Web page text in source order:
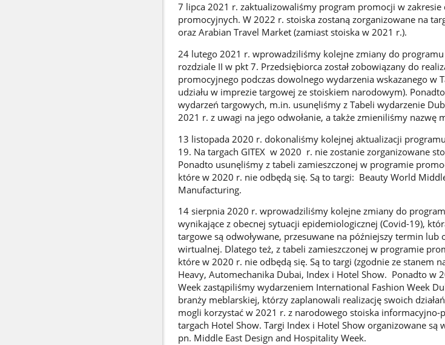
7 lipca 2021 r. zaktualizowaliśmy program promocji w
promocyjnych. W 2022 r. stoiska zostaną zorganizowane na
oraz Arabian Travel Market (zamiast stoiska w 2021 r.).
24 lutego 2021 r. wprowadziliśmy kolejne zmiany do
rozdziale II w pkt 7. Przedsiębiorca został zobowiązany do
promocyjnego podczas dowolnego wydarzenia wskazanego w
udziału w imprezie targowej ze stoiskiem narodowym).
wydarzeń targowych, m.in. usunęliśmy z Tabeli wydarzenie
2021 r. z uwagi na jego odwołanie, a także zmieniliśmy nazwę
13 listopada 2020 r. dokonaliśmy kolejnej aktualizacji
19. Na targach GITEX w 2020 r. nie zostanie zorganizowane
Ponadto usunęliśmy z tabeli zamieszczonej w programie
które w 2020 r. nie odbędą się. Są to targi: Beauty World
Manufacturing.
14 sierpnia 2020 r. wprowadziliśmy kolejne zmiany do
wynikające z obecnej sytuacji epidemiologicznej (Covid-19),
targowe są odwoływane, przesuwane na późniejszy termin
wirtualnej. Dlatego też, z tabeli zamieszczonej w programie
które w 2020 r. nie odbędą się. Są to targi (zgodnie ze stanem
Heavy, Automechanika Dubai, Index i Hotel Show. Ponadto w
Week zastąpiliśmy wydarzeniem International Fashion Week
branży meblarskiej, którzy zaplanowali realizację swoich
mogli korzystać w 2021 r. z narodowego stoiska
targach Hotel Show. Targi Index i Hotel Show organizowane są
pn. Middle East Design and Hospitality Week.